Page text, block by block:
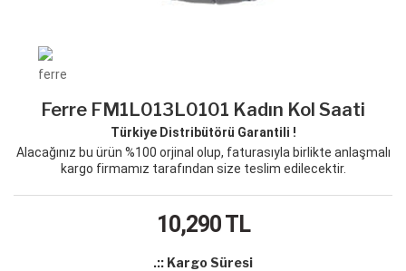
Ferre FM1L013L0101 Kadın Kol Saati
Türkiye Distribütörü Garantili !
Alacağınız bu ürün %100 orjinal olup, faturasıyla birlikte anlaşmalı
kargo firmamız tarafından size teslim edilecektir.
10,290TL
.:: Kargo Süresi